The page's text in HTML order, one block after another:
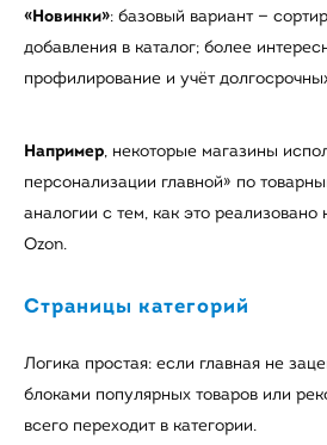
«Новинки»: базовый вариант —
добавления в каталог; более
профилирование и учёт
Например, некоторые магазины
персонализации главной» по
аналогии с тем, как это реализовано
Ozon.
Страницы категорий
Логика простая: если главная не
блоками популярных товаров или
всего переходит в категории.